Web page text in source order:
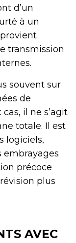
d’un
à un
transmission
souvent sur
de
il ne s’agit
totale. Il est
logiciels,
embrayages
précoce
plus
AVEC